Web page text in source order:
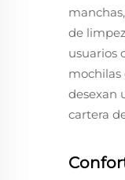
de
usuarios
mochilas
desexan
cartera